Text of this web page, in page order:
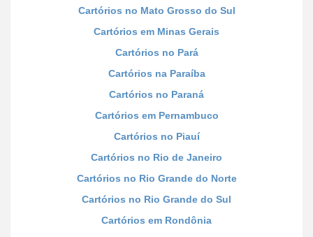
Cartórios no Mato Grosso do Sul
Cartórios em Minas Gerais
Cartórios no Pará
Cartórios na Paraíba
Cartórios no Paraná
Cartórios em Pernambuco
Cartórios no Piauí
Cartórios no Rio de Janeiro
Cartórios no Rio Grande do Norte
Cartórios no Rio Grande do Sul
Cartórios em Rondônia